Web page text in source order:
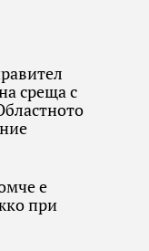
среща с
е
при